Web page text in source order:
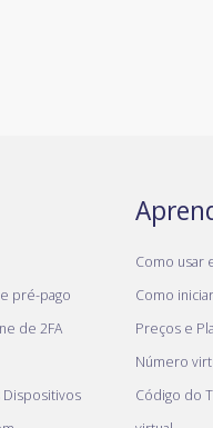
pré-pago
de 2FA
Como usar
Como
Preços e
Número
Código do